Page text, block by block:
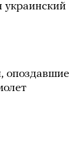
украинский
опоздавшие